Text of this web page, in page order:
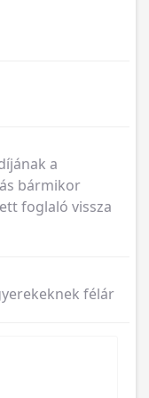
a
bármikor
foglaló vissza
félár